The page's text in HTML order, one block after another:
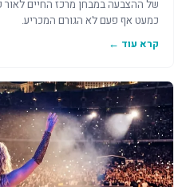
כמעט אף פעם לא הגורם המכריע.
קרא עוד ←